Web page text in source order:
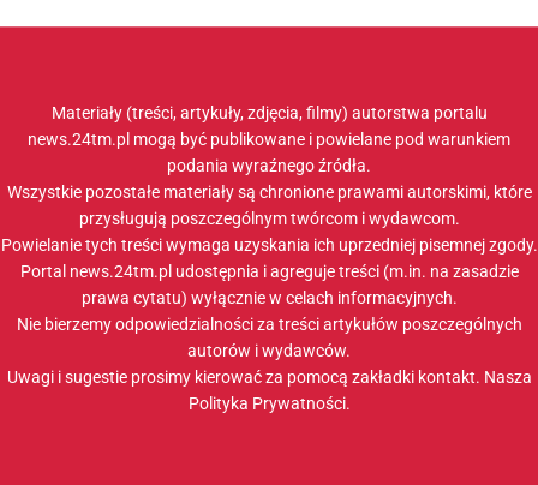
Materiały (treści, artykuły, zdjęcia, filmy) autorstwa portalu
news.24tm.pl mogą być publikowane i powielane pod warunkiem
podania wyraźnego źródła.
Wszystkie pozostałe materiały są chronione prawami autorskimi, które
przysługują poszczególnym twórcom i wydawcom.
Powielanie tych treści wymaga uzyskania ich uprzedniej pisemnej zgody.
Portal news.24tm.pl udostępnia i agreguje treści (m.in. na zasadzie
prawa cytatu) wyłącznie w celach informacyjnych.
Nie bierzemy odpowiedzialności za treści artykułów poszczególnych
autorów i wydawców.
Uwagi i sugestie prosimy kierować za pomocą zakładki kontakt. Nasza
Polityka Prywatności.